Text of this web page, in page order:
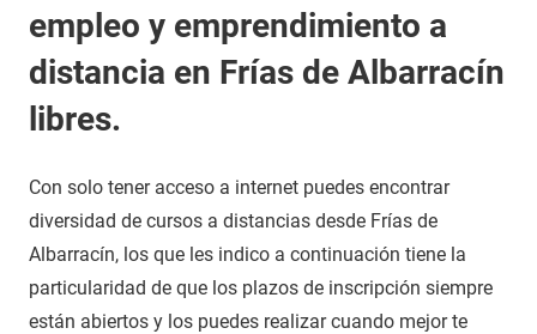
empleo y emprendimiento a
distancia en Frías de Albarracín
libres.
Con solo tener acceso a internet puedes encontrar
diversidad de cursos a distancias desde Frías de
Albarracín, los que les indico a continuación tiene la
particularidad de que los plazos de inscripción siempre
están abiertos y los puedes realizar cuando mejor te